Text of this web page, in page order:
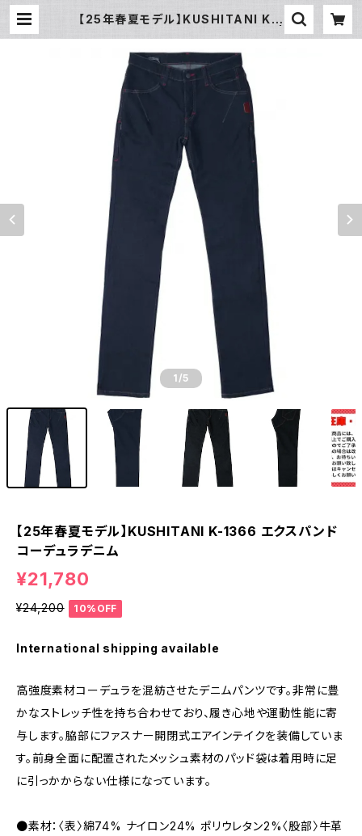
【25年春夏モデル】KUSHITANI K-1
1 /5
【25年春夏モデル】KUSHITANI K-1366 エクスパンド
コーデュラデニム
¥21,780
¥24,200 10%OFF
International shipping available
高強度素材コーデュラを混紡させたデニムパンツです。非常に豊
かなストレッチ性を持ち合わせており、履き心地や運動性能に寄
与します。脇部にファスナー開閉式エアインテイクを装備していま
す。前身全面に配置されたメッシュ素材のパッド袋は着用時に足
に引っかからない仕様になっています。
●素材：〈表〉綿74% ナイロン24% ポリウレタン2%〈股部〉牛革